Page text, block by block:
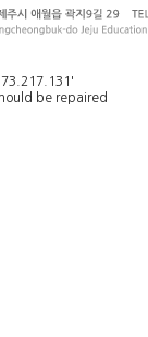
be repaired